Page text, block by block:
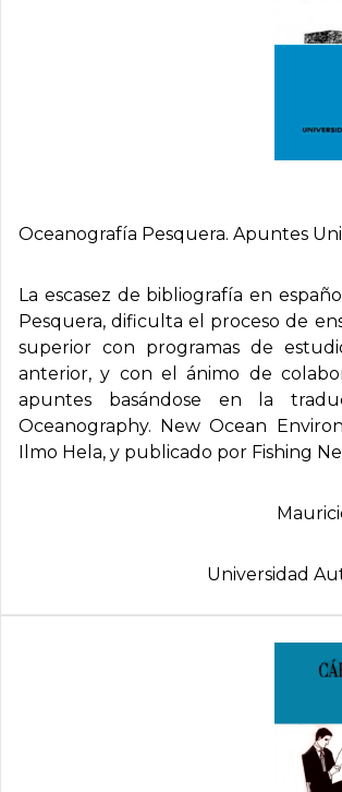
Oceanografí­a Pesquera. Apuntes
La escasez de bibliografía en
Pesquera, dificulta el proceso de
superior con programas de
anterior, y con el ánimo de
apuntes basándose en la
Oceanography. New Ocean
Ilmo Hela, y publicado por Fishing
Universidad